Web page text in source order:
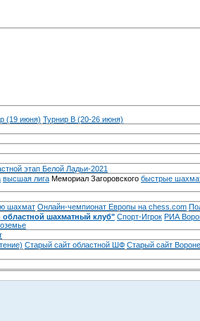
(19 июня) Турнир B (20-26 июня)
этап Белой Ладьи-2021
высшая лига Мемориал Загоровского быстрые
шахмат Онлайн-чемпионат Европы на chess.com
областной шахматный клуб" Спорт-Игрок РИА
Старый сайт областной ШФ Старый сайт